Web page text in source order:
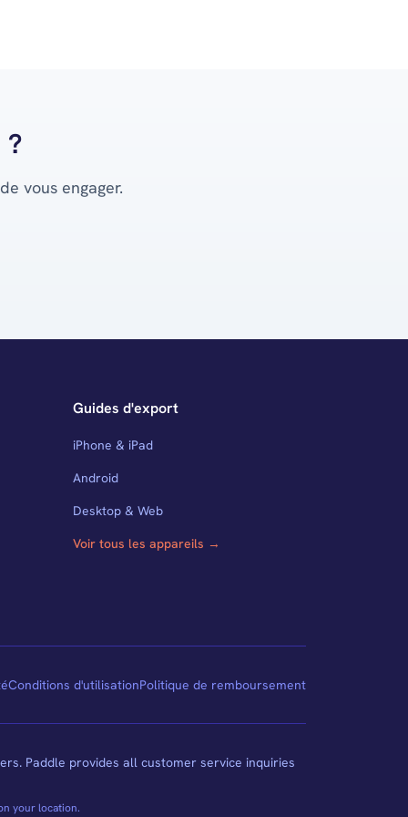
vous engager.
Guides d'export
iPhone & iPad
Android
Desktop & Web
Voir tous les appareils →
Conditions d'utilisationPolitique de remboursement
Paddle provides all customer service inquiries
your location.